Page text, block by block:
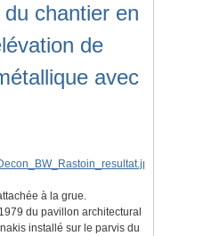
chantier en
de
avec
à la grue.
du pavillon architectural
installé sur le parvis du